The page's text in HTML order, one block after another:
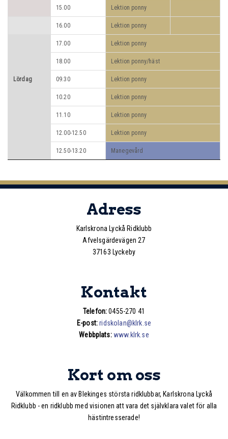
15.00 Lektion ponny
16.00 Lektion ponny
17.00 Lektion ponny
18.00 Lektion ponny/häst
Lördag 09.30 Lektion ponny
10.20 Lektion ponny
11.10 Lektion ponny
12.00-12.50 Lektion ponny
12.50-13.20 Manegevård
Adress
Karlskrona Lyckå Ridklubb
Afvelsgärdevägen 27
37163 Lyckeby
Kontakt
Telefon:0455-270 41
E-post: ridskolan@klrk.se
Webbplats:www.klrk.se
Kort om oss
Välkommen till en av Blekinges största ridklubbar, Karlskrona Lyckå
Ridklubb - en ridklubb med visionen att vara det självklara valet för alla
hästintresserade!